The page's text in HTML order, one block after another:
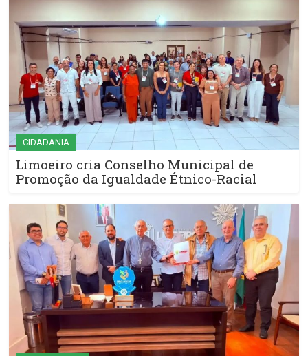
CIDADANIA
Limoeiro cria Conselho Municipal de
Promoção da Igualdade Étnico-Racial